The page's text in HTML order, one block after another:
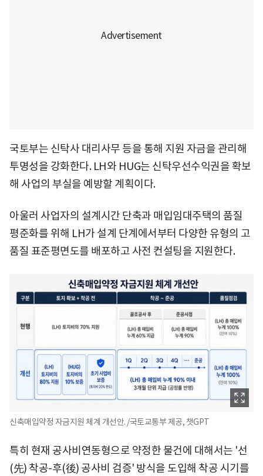
국토부는 신탁사 대리사무 등을 통해 지원 자금을 관리해
투명성을 강화한다. LH와 HUG는 신탁우선수익권을 확보
해 사업의 부실을 예방할 계획이다.
아울러 사업자의 설계시간 단축과 매입임대주택의 품질
평준화를 위해 LH가 설계 단계에서부터 다양한 유형의 고
품질 표준평면도를 배포하고 사전 컨설팅을 지원한다.
신축매입약정 자금지원 체계 개선안. /국토교통부 제공, 챗GPT
특히 현재 공사비연동형으로 약정한 물건에 대해서는 '선
(先) 착공-후(後) 공사비 검증' 방식을 도입해 착공 시기를